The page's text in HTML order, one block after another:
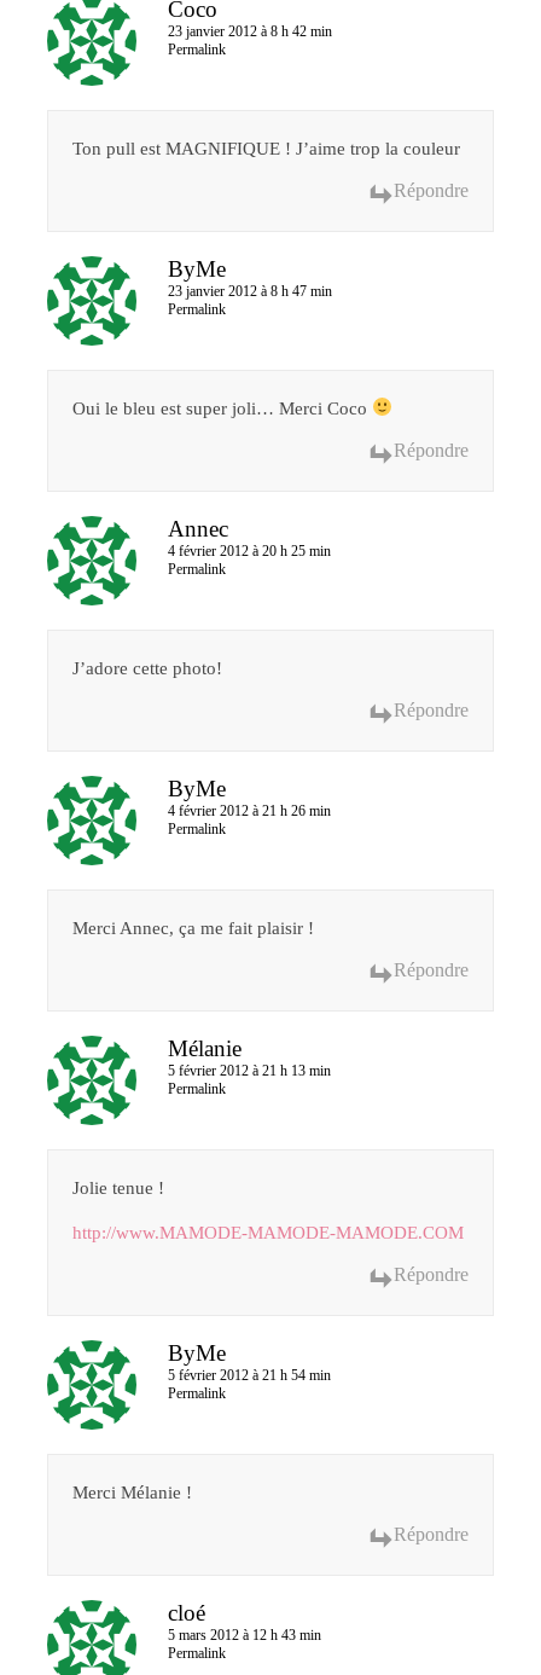
Coco
23 janvier 2012 à 8 h 42 min
Permalink
Ton pull est MAGNIFIQUE ! J’aime trop la couleur
Répondre
ByMe
23 janvier 2012 à 8 h 47 min
Permalink
Oui le bleu est super joli… Merci Coco
Répondre
Annec
4 février 2012 à 20 h 25 min
Permalink
J’adore cette photo!
Répondre
ByMe
4 février 2012 à 21 h 26 min
Permalink
Merci Annec, ça me fait plaisir !
Répondre
Mélanie
5 février 2012 à 21 h 13 min
Permalink
Jolie tenue !
http://www.MAMODE-MAMODE-MAMODE.COM
Répondre
ByMe
5 février 2012 à 21 h 54 min
Permalink
Merci Mélanie !
Répondre
cloé
5 mars 2012 à 12 h 43 min
Permalink